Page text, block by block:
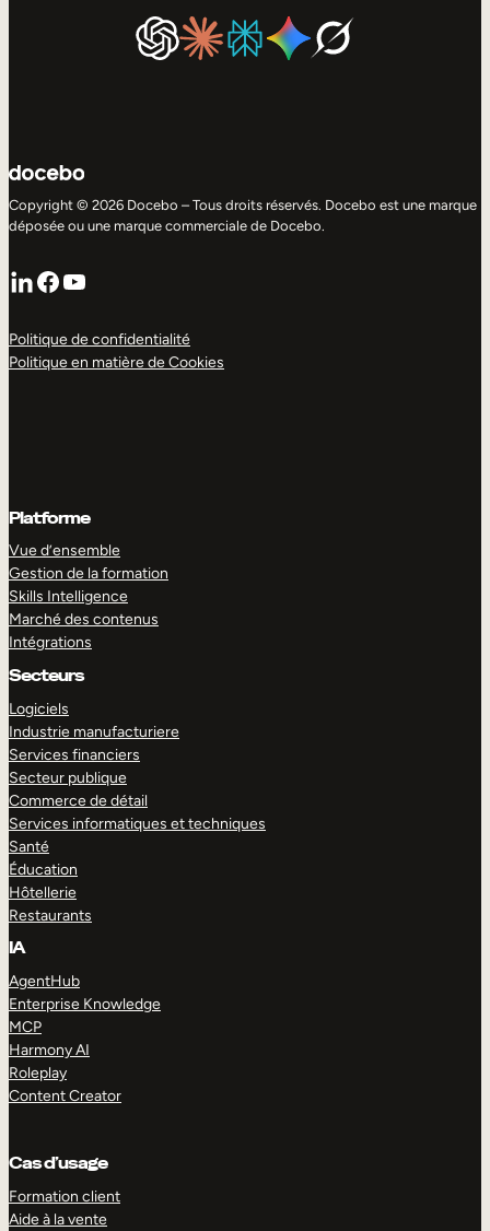
Copyright © 2026 Docebo – Tous droits réservés. Docebo est une marque
déposée ou une marque commerciale de Docebo.
LinkedIn
Facebook
YouTube
Politique de confidentialité
Politique en matière de Cookies
Platforme
Vue d’ensemble
Gestion de la formation
Skills Intelligence
Marché des contenus
Intégrations
Secteurs
Logiciels
Industrie manufacturiere
Services financiers
Secteur publique
Commerce de détail
Services informatiques et techniques
Santé
Éducation
Hôtellerie
Restaurants
IA
AgentHub
Enterprise Knowledge
MCP
Harmony AI
Roleplay
Content Creator
Cas d’usage
Formation client
Aide à la vente